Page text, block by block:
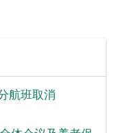
航班取消